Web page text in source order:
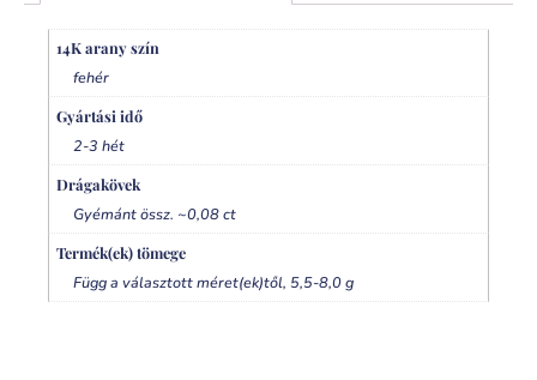
14K arany szín
fehér
Gyártási idő
2-3 hét
Drágakövek
Gyémánt össz. ~0,08 ct
Termék(ek) tömege
Függ a választott méret(ek)től, 5,5-8,0 g